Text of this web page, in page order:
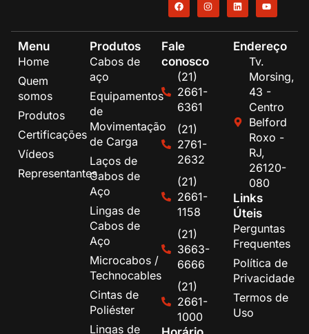
Menu
Home
Quem
somos
Produtos
Certificações
Vídeos
Representantes
Produtos
Cabos de
aço
Equipamentos
de
Movimentação
de Carga
Laços de
Cabos de
Aço
Lingas de
Cabos de
Aço
Microcabos /
Technocables
Cintas de
Poliéster
Lingas de
Fale
conosco
(21)
2661-
6361
(21)
2761-
2632
(21)
2661-
1158
(21)
3663-
6666
(21)
2661-
1000
Endereço
Tv.
Morsing,
43 -
Centro
Belford
Roxo -
RJ,
26120-
080
Links
Úteis
Perguntas
Frequentes
Política de
Privacidade
Termos de
Uso